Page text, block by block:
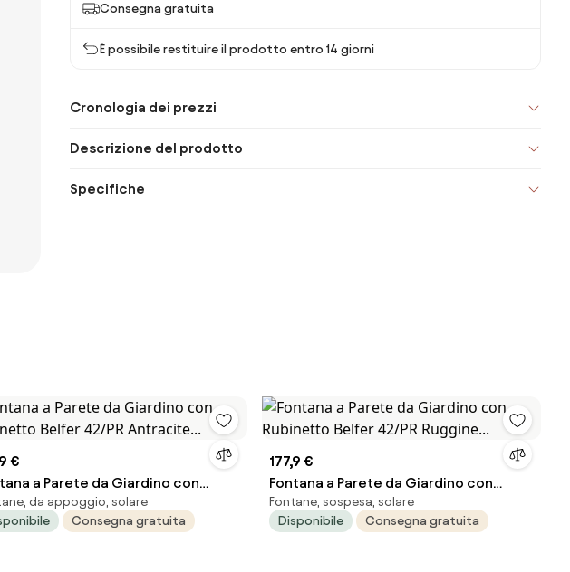
Consegna gratuita
È possibile restituire il prodotto entro 14 giorni
Cronologia dei prezzi
Descrizione del prodotto
Specifiche
€
a Parete da Giardino con
Belfer 42/PR Antracite...
da appoggio, solare
Consegna gratuita
177,9 €
Fontana a Parete da Giardino con
Rubinetto Belfer 42/PR Ruggine...
Fontane, sospesa, solare
Disponibile
Consegna gratuita